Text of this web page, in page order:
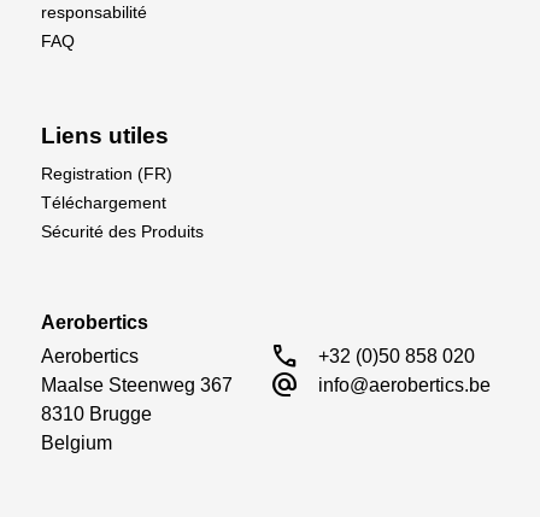
responsabilité
FAQ
Liens utiles
Registration (FR)
Téléchargement
Sécurité des Produits
Aerobertics
Aerobertics
Maalse Steenweg 367
8310 Brugge
Belgium
call +32 (0)50 858 020
alternate_email info@aerobertics.be